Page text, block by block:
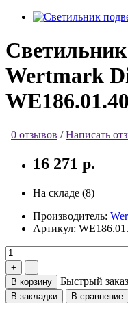
Wertmark
0 отзывов /Написать
16 271 р.
На складе (8)
Производитель:
Артикул:
В корзину Быстрый заказ
В закладки В сравнение